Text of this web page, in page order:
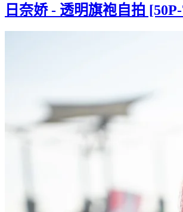
日奈娇 - 透明旗袍自拍